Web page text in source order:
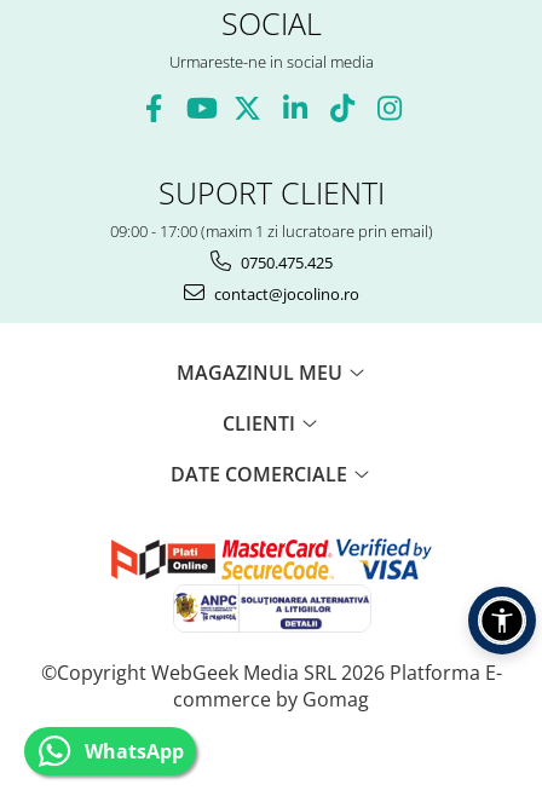
SOCIAL
Urmareste-ne in social media
SUPORT CLIENTI
09:00 - 17:00 (maxim 1 zi lucratoare prin email)
0750.475.425
contact@jocolino.ro
MAGAZINUL MEU
CLIENTI
DATE COMERCIALE
©Copyright WebGeek Media SRL 2026 Platforma E-
commerce by Gomag
WhatsApp